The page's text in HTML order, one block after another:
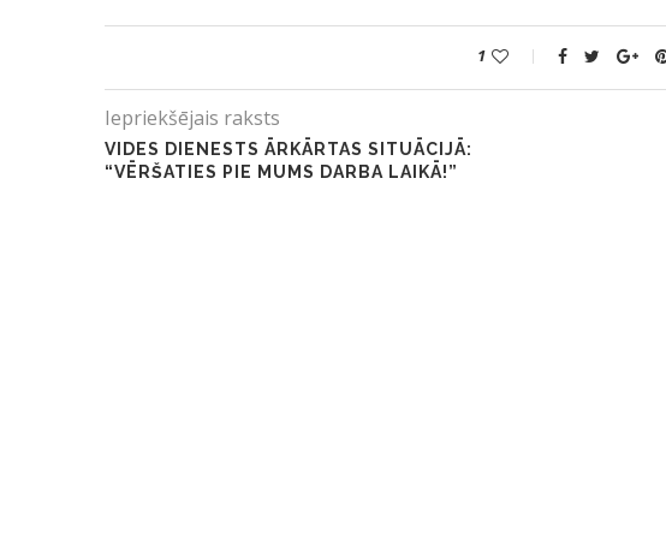
1
Iepriekšējais raksts
VIDES DIENESTS ĀRKĀRTAS SITUĀCIJĀ:
“VĒRŠATIES PIE MUMS DARBA LAIKĀ!”